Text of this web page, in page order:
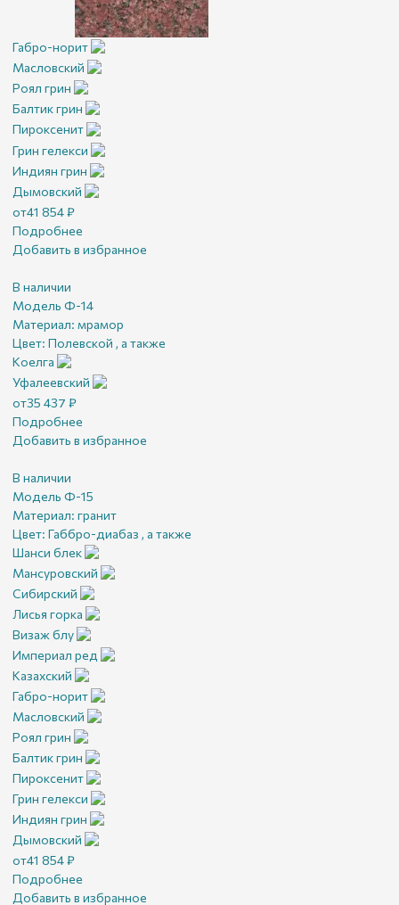
Габро-норит
Масловский
Роял грин
Балтик грин
Пироксенит
Грин гелекси
Индиян грин
Дымовский
от41 854₽
Подробнее
Добавить в избранное
В наличии
Модель Ф-14
Материал: мрамор
Цвет: Полевской , а также
Коелга
Уфалеевский
от35 437 ₽
Подробнее
Добавить в избранное
В наличии
Модель Ф-15
Материал: гранит
Цвет: Габбро-диабаз , а также
Шанси блек
Мансуровский
Сибирский
Лисья горка
Визаж блу
Империал ред
Казахский
Габро-норит
Масловский
Роял грин
Балтик грин
Пироксенит
Грин гелекси
Индиян грин
Дымовский
от41 854₽
Подробнее
Добавить в избранное